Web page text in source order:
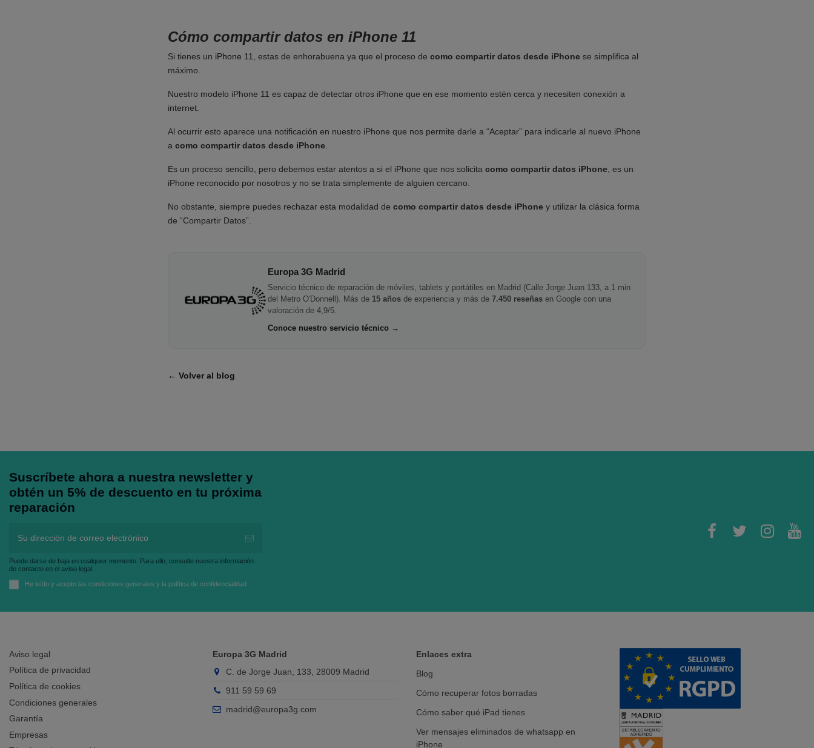
Cómo compartir datos en iPhone 11
Si tienes un iPhone 11, estas de enhorabuena ya que el proceso de como compartir datos desde iPhone se simplifica al
máximo.
Nuestro modelo iPhone 11 es capaz de detectar otros iPhone que en ese momento estén cerca y necesiten conexión a
internet.
Al ocurrir esto aparece una notificación en nuestro iPhone que nos permite darle a “Aceptar” para indicarle al nuevo iPhone
a como compartir datos desde iPhone.
Es un proceso sencillo, pero debemos estar atentos a si el iPhone que nos solicita como compartir datos iPhone, es un
iPhone reconocido por nosotros y no se trata simplemente de alguien cercano.
No obstante, siempre puedes rechazar esta modalidad de como compartir datos desde iPhone y utilizar la clásica forma
de “Compartir Datos”.
Europa 3G Madrid
Servicio técnico de reparación de móviles, tablets y portátiles en Madrid (Calle Jorge Juan 133, a 1 min
del Metro O'Donnell). Más de 15 años de experiencia y más de 7.450 reseñas en Google con una
valoración de 4,9/5.
Conoce nuestro servicio técnico →
← Volver al blog
Suscríbete ahora a nuestra newsletter y
obtén un 5% de descuento en tu próxima
reparación
Puede darse de baja en cualquier momento. Para ello, consulte nuestra información
de contacto en el aviso legal.
He leído y acepto las condiciones generales y la política de confidencialidad
Aviso legal
Política de privacidad
Política de cookies
Condiciones generales
Garantía
Empresas
Europa 3G Madrid
C. de Jorge Juan, 133, 28009 Madrid
911 59 59 69
madrid@europa3g.com
Enlaces extra
Blog
Cómo recuperar fotos borradas
Cómo saber qué iPad tienes
Ver mensajes eliminados de whatsapp en
iPhone